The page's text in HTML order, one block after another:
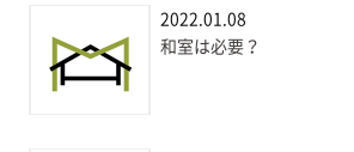
2022.01.08
和室は必要？